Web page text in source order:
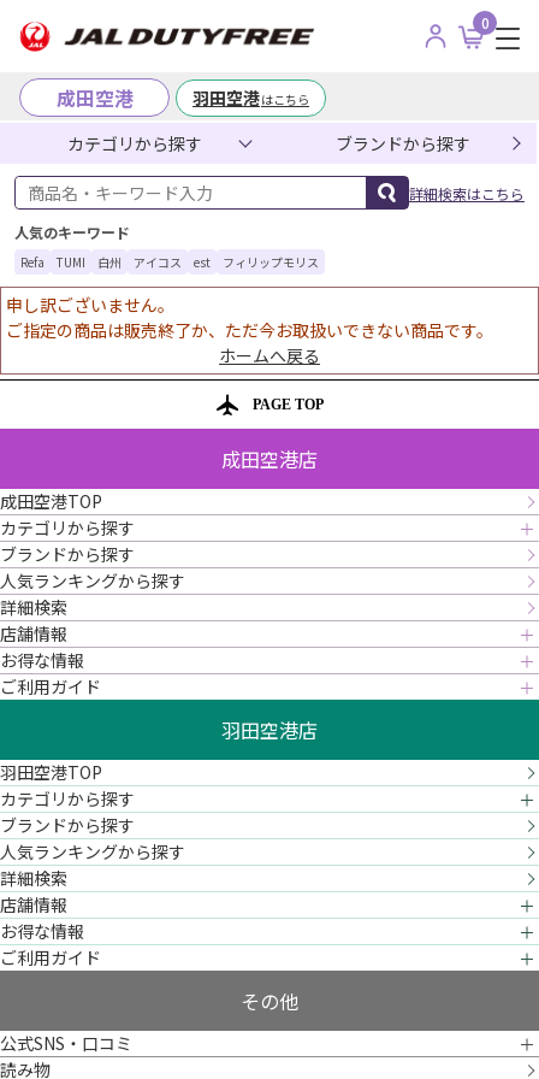
0
成田空港 羽田空港はこちら
カテゴリから探す ブランドから探す
商品名・キーワード入力
詳細検索はこちら
人気のキーワード
Refa TUMI 白州 アイコス est フィリップモリス
申し訳ございません。
ご指定の商品は販売終了か、ただ今お取扱いできない商品です。
ホームへ戻る
PAGE TOP
成田空港店
成田空港TOP
カテゴリから探す
ブランドから探す
人気ランキングから探す
詳細検索
店舗情報
お得な情報
ご利用ガイド
羽田空港店
羽田空港TOP
カテゴリから探す
ブランドから探す
人気ランキングから探す
詳細検索
店舗情報
お得な情報
ご利用ガイド
その他
公式SNS・口コミ
読み物